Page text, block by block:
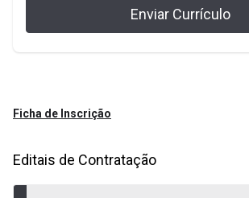
Enviar Currículo
Ficha de Inscrição
Editais de Contratação